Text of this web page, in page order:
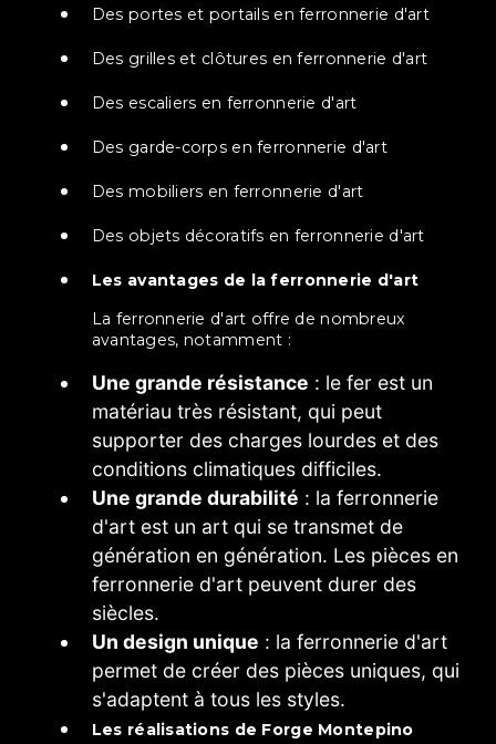
Des portes et portails en ferronnerie d'art
Des grilles et clôtures en ferronnerie d'art
Des escaliers en ferronnerie d'art
Des garde-corps en ferronnerie d'art
Des mobiliers en ferronnerie d'art
Des objets décoratifs en ferronnerie d'art
Les avantages de la ferronnerie d'art
La ferronnerie d'art offre de nombreux
avantages, notamment :
Une grande résistance : le fer est un
matériau très résistant, qui peut
supporter des charges lourdes et des
conditions climatiques difficiles.
Une grande durabilité : la ferronnerie
d'art est un art qui se transmet de
génération en génération. Les pièces en
ferronnerie d'art peuvent durer des
siècles.
Un design unique : la ferronnerie d'art
permet de créer des pièces uniques, qui
s'adaptent à tous les styles.
Les réalisations de Forge Montepino